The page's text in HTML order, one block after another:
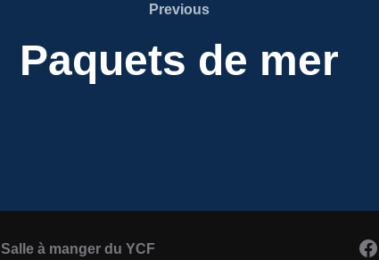
Previous
Previous
Paquets de mer
Salle à manger du YCF